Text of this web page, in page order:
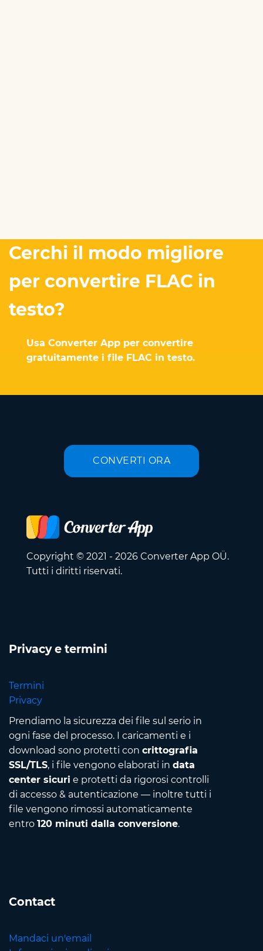
Cerchi il modo migliore
per convertire FLAC in
testo?
Usa Converter App per convertire
gratuitamente i file FLAC in testo.
CONVERTI ORA
Copyright © 2021 - 2026 Converter App OÜ.
Tutti i diritti riservati.
Privacy e termini
Termini
Privacy
Prendiamo la sicurezza dei file sul serio in
ogni fase del processo. I caricamenti e i
download sono protetti con crittografia
SSL/TLS, i file vengono elaborati in data
center sicuri e protetti da rigorosi controlli
di accesso & autenticazione — inoltre tutti i
file vengono rimossi automaticamente
entro 120 minuti dalla conversione.
Contact
Mandaci un'email